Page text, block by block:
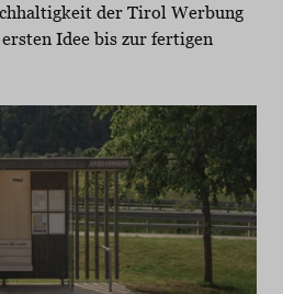
der Tirol Werbung
Idee bis zur fertigen